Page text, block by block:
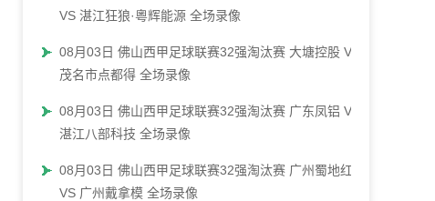
VS 湛江狂狼·粵辉能源 全场录像
08月03日 佛山西甲足球联赛32强淘汰赛 大塘控股 VS
茂名市点都得 全场录像
08月03日 佛山西甲足球联赛32强淘汰赛 广东凤铝 VS
湛江八部科技 全场录像
08月03日 佛山西甲足球联赛32强淘汰赛 广州蜀地红
VS 广州戴拿模 全场录像